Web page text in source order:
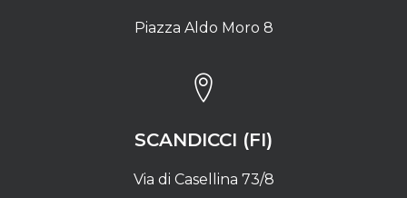
Piazza Aldo Moro 8
SCANDICCI (FI)
Via di Casellina 73/8